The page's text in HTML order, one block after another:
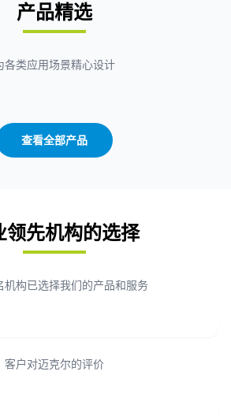
产品精选
各类应用场景精心设计
查看全部产品
领先机构的选择
机构已选择我们的产品和服务
客户对迈克尔的评价